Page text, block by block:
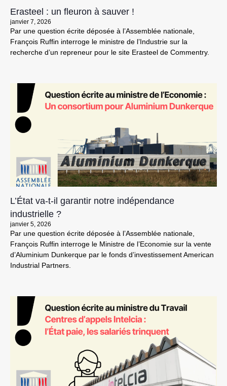
Erasteel : un fleuron à sauver !
janvier 7, 2026
Par une question écrite déposée à l’Assemblée nationale,
François Ruffin interroge le ministre de l’Industrie sur la
recherche d’un repreneur pour le site Erasteel de Commentry.
L’État va-t-il garantir notre indépendance
industrielle ?
janvier 5, 2026
Par une question écrite déposée à l’Assemblée nationale,
François Ruffin interroge le Ministre de l’Economie sur la vente
d’Aluminium Dunkerque par le fonds d’investissement American
Industrial Partners.